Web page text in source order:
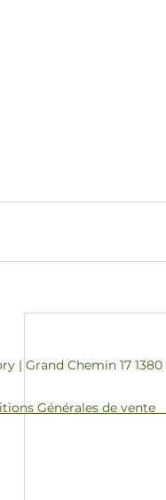
| Grand Chemin 17 1380
Générales de